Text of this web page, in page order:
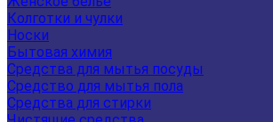
Колготки и чулки
Носки
Бытовая химия
Средства для мытья посуды
Средство для мытья пола
Средства для стирки